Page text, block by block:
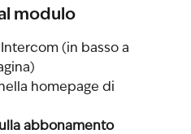
modulo
(in basso a
homepage di
abbonamento